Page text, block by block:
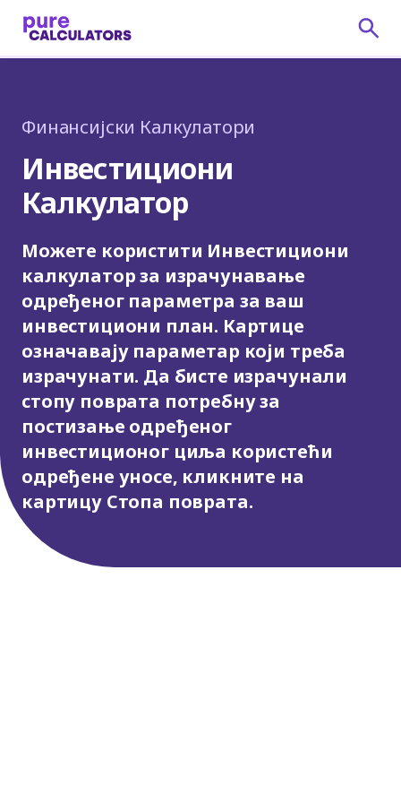
Финансијски Калкулатори
Инвестициони
Калкулатор
Можете користити Инвестициони
калкулатор за израчунавање
одређеног параметра за ваш
инвестициони план. Картице
означавају параметар који треба
израчунати. Да бисте израчунали
стопу поврата потребну за
постизање одређеног
инвестиционог циља користећи
одређене уносе, кликните на
картицу Стопа поврата.